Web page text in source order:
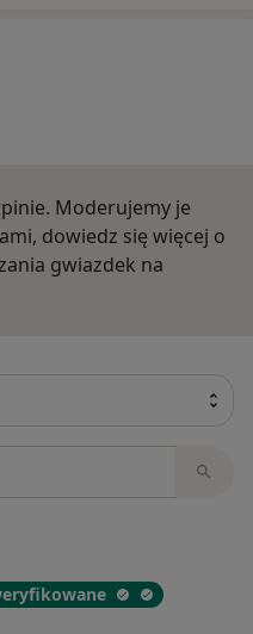
Moderujemy je
dowiedz się więcej o
gwiazdek na